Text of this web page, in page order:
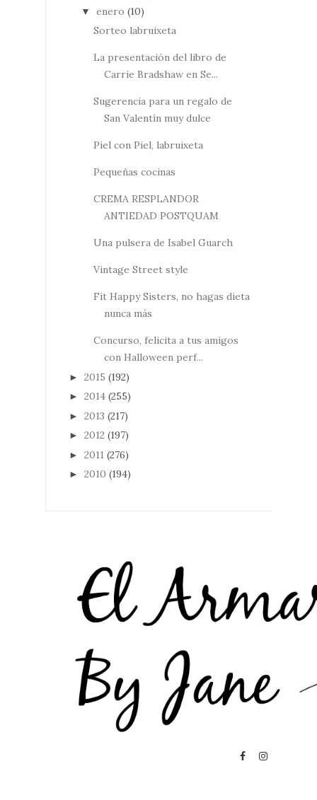
▼ enero (10)
Sorteo labruixeta
La presentación del libro de
Carrie Bradshaw en Se...
Sugerencia para un regalo de
San Valentín muy dulce
Piel con Piel, labruixeta
Pequeñas cocinas
CREMA RESPLANDOR
ANTIEDAD POSTQUAM
Una pulsera de Isabel Guarch
Vintage Street style
Fit Happy Sisters, no hagas dieta
nunca más
Concurso, felicita a tus amigos
con Halloween perf...
► 2015 (192)
► 2014 (255)
► 2013 (217)
► 2012 (197)
► 2011 (276)
► 2010 (194)